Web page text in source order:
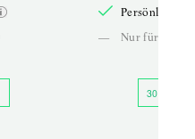
Persönliche
—
Nur für
30 TAGE